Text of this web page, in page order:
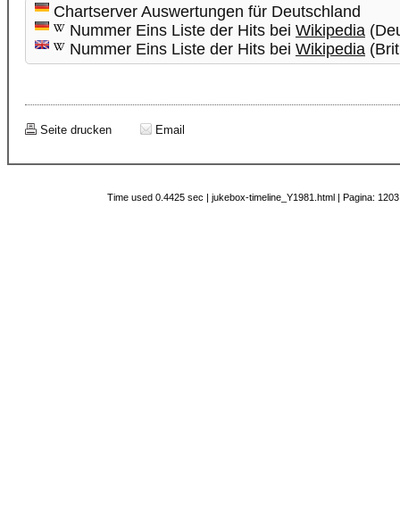
Chartserver Auswertungen für Deutschland
Nummer Eins Liste der Hits bei Wikipedia
Nummer Eins Liste der Hits bei Wikipedia
Seite drucken Email
Time used 0.4425 sec | jukebox-timeline_Y1981.html | Pagina: